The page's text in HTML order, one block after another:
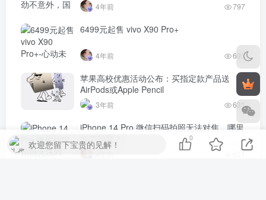
4年前 797
6499元起售 vivo X90 Pro+
4年前 699
苹果高校优惠活动公布：买指定款产品送
AirPods或Apple Pencil
3年前 631
iPhone 14 Pro 微信扫码拍照无法对焦，哪里
出了问题？
621
欢迎您留下宝贵的见解！
0